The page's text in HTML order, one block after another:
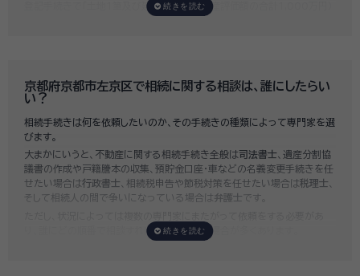
登記手続きで「土地1筆及び建物1棟（固定資産評価額の合計1,000万円）
せると100万円近くかそれ以上費用がかかってしまう場合もあるなど、非
常に高額になります。
もりをお出ししております。予算に合わせてご自身で対応できないものの
み依頼することも可能ですので、まずはお気軽にご相談ください。
京都府京都市左京区で相続に関する相談は、誰にしたらい
い？
相続手続きは何を依頼したいのか、その手続きの種類によって専門家を選
びます。
大まかにいうと、不動産に関する相続手続き全般は司法書士 、遺産分割協
議書の作成や戸籍謄本の収集、預貯金口座・車などの名義変更手続きを任
せたい場合は行政書士 、相続税申告や節税対策を任せたい場合は税理士
そして相続人の間で争いになっている場合は弁護士 です。
り、誰にどの順番で相談すればいいのか迷う場合が多くあります。